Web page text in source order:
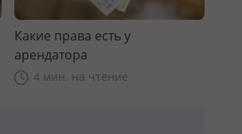
Какие права есть у
арендатора
4 мин. на чтение